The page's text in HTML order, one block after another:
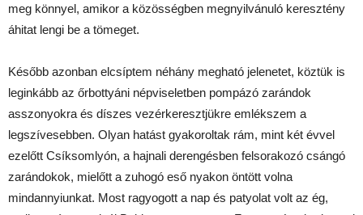
meg könnyel, amikor a közösségben megnyilvánuló keresztény
áhitat lengi be a tömeget.
Később azonban elcsíptem néhány megható jelenetet, köztük is
leginkább az őrbottyáni népviseletben pompázó zarándok
asszonyokra és díszes vezérkeresztjükre emlékszem a
legszívesebben. Olyan hatást gyakoroltak rám, mint két évvel
ezelőtt Csíksomlyón, a hajnali derengésben felsorakozó csángó
zarándokok, mielőtt a zuhogó eső nyakon öntött volna
mindannyiunkat. Most ragyogott a nap és patyolat volt az ég,